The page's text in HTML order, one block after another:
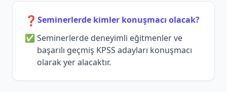
❓ Seminerlerde kimler konuşmacı olacak?
Seminerlerde deneyimli eğitmenler ve
başarılı geçmiş KPSS adayları konuşmacı
olarak yer alacaktır.